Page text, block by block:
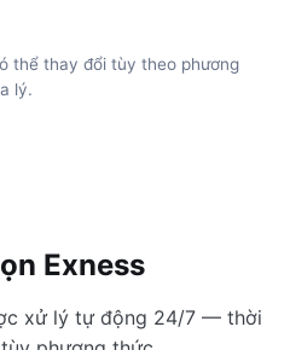
thể thay đổi tùy theo phương
lý.
Exness
xử lý tự động 24/7 — thời